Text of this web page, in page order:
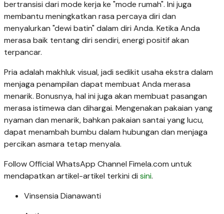
bertransisi dari mode kerja ke "mode rumah". Ini juga
membantu meningkatkan rasa percaya diri dan
menyalurkan "dewi batin" dalam diri Anda. Ketika Anda
merasa baik tentang diri sendiri, energi positif akan
terpancar.
Pria adalah makhluk visual, jadi sedikit usaha ekstra dalam
menjaga penampilan dapat membuat Anda merasa
menarik. Bonusnya, hal ini juga akan membuat pasangan
merasa istimewa dan dihargai. Mengenakan pakaian yang
nyaman dan menarik, bahkan pakaian santai yang lucu,
dapat menambah bumbu dalam hubungan dan menjaga
percikan asmara tetap menyala.
Follow Official WhatsApp Channel Fimela.com untuk
mendapatkan artikel-artikel terkini di sini.
Vinsensia Dianawanti